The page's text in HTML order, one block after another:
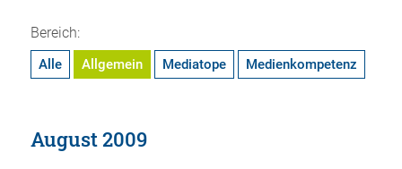
Bereich:
Alle Allgemein Mediatope Medienkompetenz
August 2009